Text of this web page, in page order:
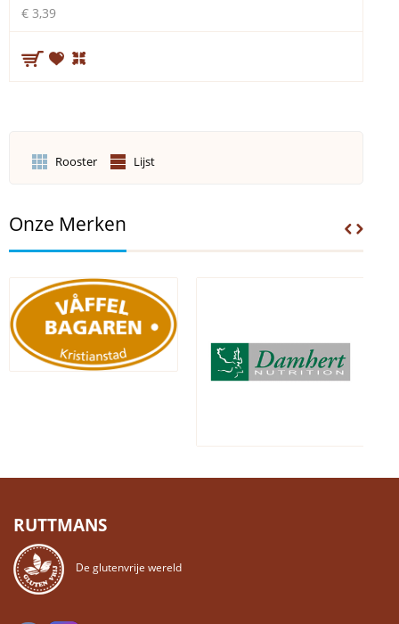
€ 3,39
Rooster Lijst
Onze Merken
RUTTMANS
De glutenvrije wereld